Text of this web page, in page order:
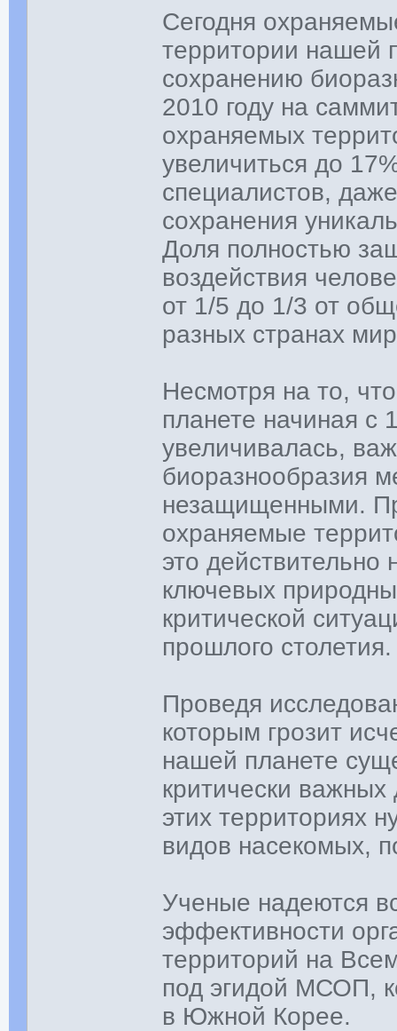
Сегодня
территории нашей
сохранению
2010 году на
охраняемых
увеличиться до
специалистов,
сохранения
Доля полностью
воздействия
от 1/5 до 1/3 от
разных странах
Несмотря на то,
планете начиная с
увеличивалась,
биоразнообразия
незащищенными.
охраняемые
это
ключевых
критической
прошлого
Проведя
которым грозит
нашей планете
критически
этих территориях
видов насекомых,
Ученые надеются
эффективности
территорий на
под эгидой МСОП,
в Южной Корее.